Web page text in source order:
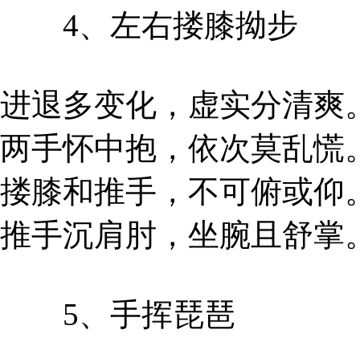
4、左右搂膝拗步
进退多变化，虚实分清爽
两手怀中抱，依次莫乱慌
搂膝和推手，不可俯或仰
推手沉肩肘，坐腕且舒掌
5、手挥琵琶